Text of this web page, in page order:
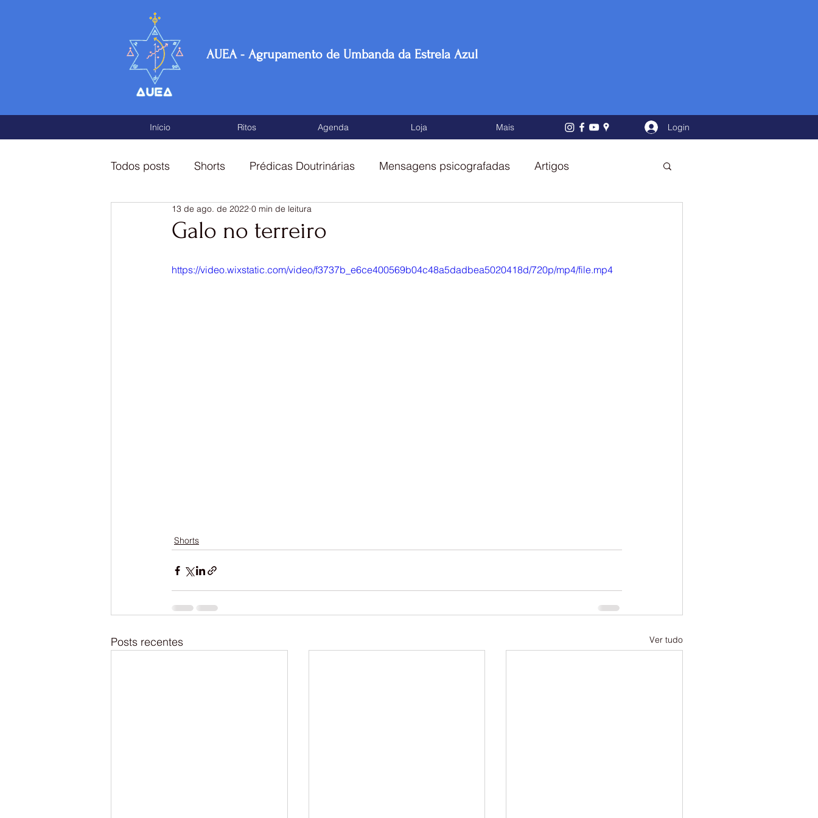
AUEA - Agrupamento de Umbanda da Estrela Azul
Início Ritos Agenda Loja Mais Login
Todos posts Shorts Prédicas Doutrinárias Mensagens psicografadas Artigos
Fragmentos de conhecimentos
Galo no terreiro
13 de ago. de 2022 0 min de leitura
https://video.wixstatic.com/video/f3737b_e6ce400569b04c48a5dadbea5020418d/720p/mp4/file.mp4
Shorts
Posts recentes Ver tudo